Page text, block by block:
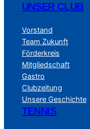
UNSER CLUB
Vorstand
Team Zukunft
Förderkreis
Mitgliedschaft
Gastro
Clubzeitung
Unsere Geschichte
TENNIS